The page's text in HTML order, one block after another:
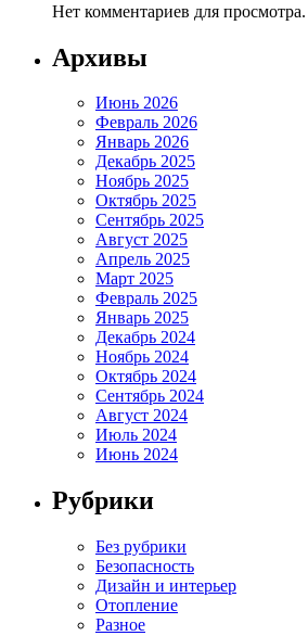
Нет комментариев для просмотра.
Архивы
Июнь 2026
Февраль 2026
Январь 2026
Декабрь 2025
Ноябрь 2025
Октябрь 2025
Сентябрь 2025
Август 2025
Апрель 2025
Март 2025
Февраль 2025
Январь 2025
Декабрь 2024
Ноябрь 2024
Октябрь 2024
Сентябрь 2024
Август 2024
Июль 2024
Июнь 2024
Рубрики
Без рубрики
Безопасность
Дизайн и интерьер
Отопление
Разное